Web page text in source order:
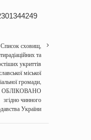
Список сховищ,
та
укриттів
міської
громади,
ОБЛІКОВАНО
згідно чинного
України